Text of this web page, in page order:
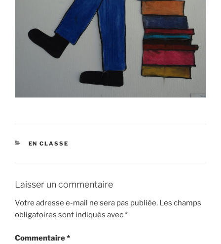
CATÉGORIES
EN CLASSE
Laisser un commentaire
Votre adresse e-mail ne sera pas publiée. Les champs
obligatoires sont indiqués avec*
Commentaire*